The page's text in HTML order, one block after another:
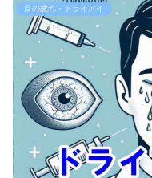
目の疲れ・ドライアイ